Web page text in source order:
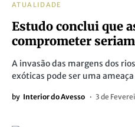
ATUALIDADE
Estudo conclui que
comprometer
A invasão das margens dos
exóticas pode ser uma
by Interior do Avesso 3 de